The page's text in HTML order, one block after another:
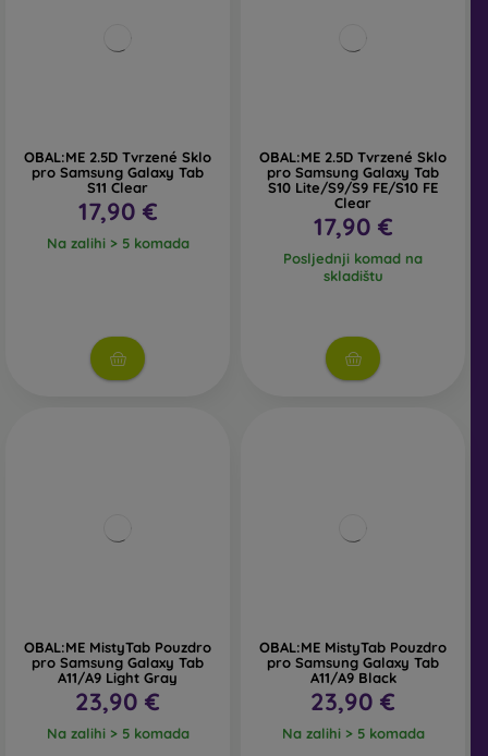
OBAL:ME 2.5D Tvrzené Sklo
pro Samsung Galaxy Tab
S11 Clear
17,90 €
Na zalihi > 5 komada
OBAL:ME 2.5D Tvrzené Sklo
pro Samsung Galaxy Tab
S10 Lite/S9/S9 FE/S10 FE
Clear
17,90 €
Posljednji komad na
skladištu
OBAL:ME MistyTab Pouzdro
pro Samsung Galaxy Tab
A11/A9 Light Gray
23,90 €
Na zalihi > 5 komada
OBAL:ME MistyTab Pouzdro
pro Samsung Galaxy Tab
A11/A9 Black
23,90 €
Na zalihi > 5 komada